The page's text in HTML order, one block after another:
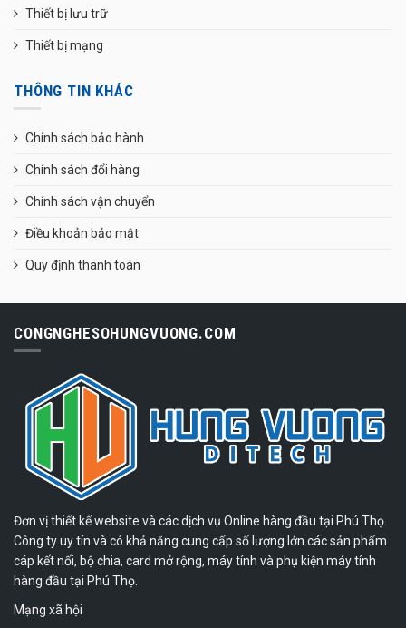
Thiết bị lưu trữ
Thiết bị mạng
THÔNG TIN KHÁC
Chính sách bảo hành
Chính sách đổi hàng
Chính sách vận chuyển
Điều khoản bảo mật
Quy định thanh toán
CONGNGHESOHUNGVUONG.COM
Đơn vị thiết kế website và các dịch vụ Online hàng đầu tại Phú Thọ.
Công ty uy tín và có khả năng cung cấp số lượng lớn các sản phẩm
cáp kết nối, bộ chia, card mở rộng, máy tính và phụ kiện máy tính
hàng đầu tại Phú Thọ.
Mạng xã hội